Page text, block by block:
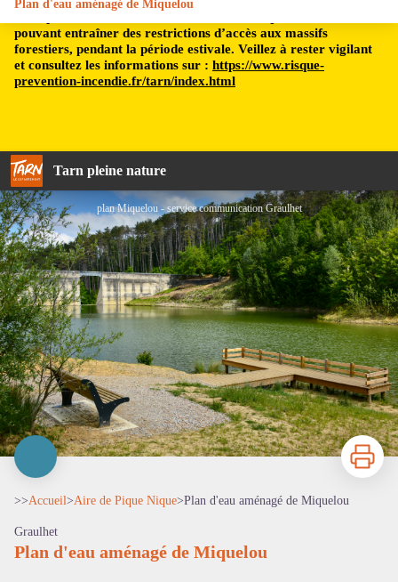
pouvant entraîner des restrictions d’accès aux massifs
forestiers, pendant la période estivale. Veillez à rester vigilant
et consultez les informations sur : https://www.risque-
prevention-incendie.fr/tarn/index.html
Tarn pleine nature
Plan d'eau aménagé de Miquelou
plan Miquelou - service communication Graulhet
Imprimer
>>Accueil>Aire de Pique Nique>Plan d'eau aménagé de Miquelou
Graulhet
Plan d'eau aménagé de Miquelou